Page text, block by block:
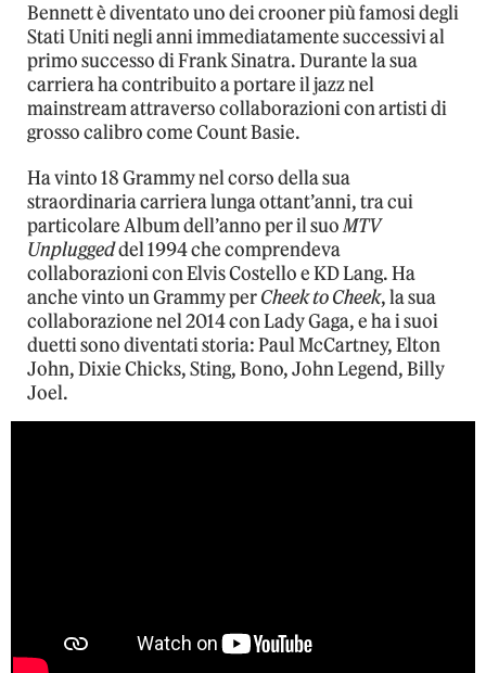
Bennett è diventato uno dei crooner più famosi degli
Stati Uniti negli anni immediatamente successivi al
primo successo di Frank Sinatra. Durante la sua
carriera ha contribuito a portare il jazz nel
mainstream attraverso collaborazioni con artisti di
grosso calibro come Count Basie.
Ha vinto 18 Grammy nel corso della sua
straordinaria carriera lunga ottant’anni, tra cui
particolare Album dell’anno per il suoMTV
Unpluggeddel 1994 che comprendeva
collaborazioni con Elvis Costello e KD Lang. Ha
anche vinto un Grammy perCheek to Cheek, la sua
collaborazione nel 2014 con Lady Gaga, e ha i suoi
duetti sono diventati storia: Paul McCartney, Elton
John, Dixie Chicks, Sting, Bono, John Legend, Billy
Joel.